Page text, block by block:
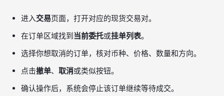
进入交易页面，打开对应的现货交易对。
在订单区域找到当前委托或挂单列表。
选择你想取消的订单，核对币种、价格、数量和方向。
点击撤单、 取消或类似按钮。
确认操作后，系统会停止该订单继续等待成交。